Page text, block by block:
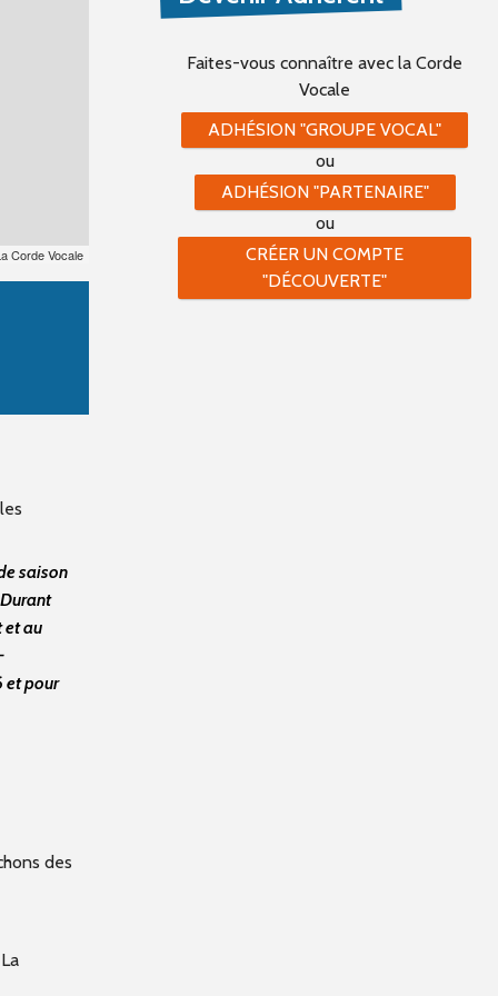
Corde Vocale
saison
et au
et pour
des
Faites-vous connaître avec la Corde
Vocale
ADHÉSION "GROUPE VOCAL"
ou
ADHÉSION "PARTENAIRE"
ou
CRÉER UN COMPTE
"DÉCOUVERTE"